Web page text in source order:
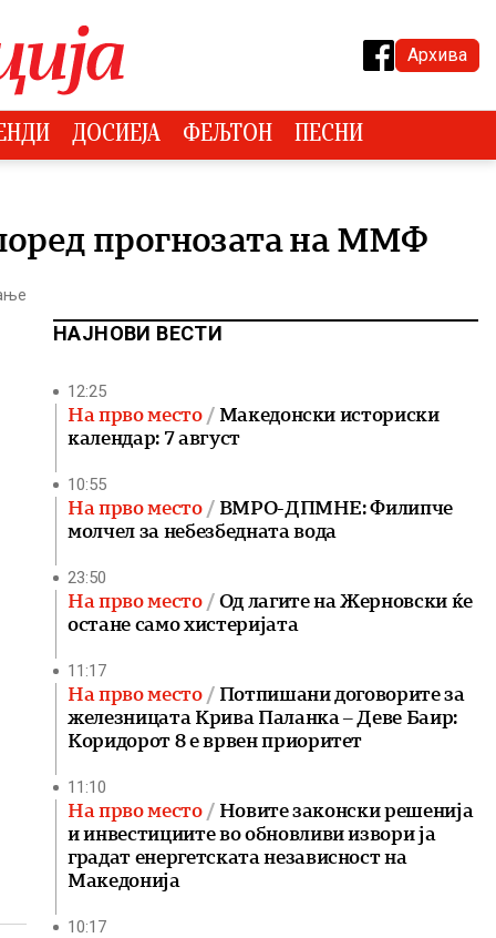
Архива
ДОСИЕЈА ФЕЉТОН ПЕСНИ
прогнозата на ММФ
НАЈНОВИ ВЕСТИ
12:25
На прво место
Македонски историски
календар: 7 август
10:55
На прво место
ВМРО-ДПМНЕ: Филипче
молчел за небезбедната вода
23:50
На прво место
Од лагите на Жерновски ќе
остане само хистеријата
11:17
На прво место
Потпишани договорите за
железницата Крива Паланка – Деве Баир:
Коридорот 8 е врвен приоритет
11:10
На прво место
Новите законски решенија
и инвестициите во обновливи извори ја
градат енергетската независност на
Македонија
10:17